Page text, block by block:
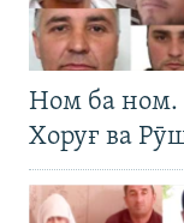
Ном ба ном.
Хоруғ ва